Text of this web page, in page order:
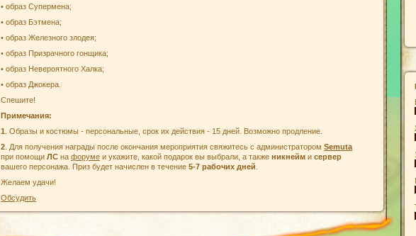
• образ Супермена;
• образ Бэтмена;
• образ Железного злодея;
• образ Призрачного гонщика;
• образ Невероятного Халка;
• образ Джокера.
Спешите!
Примечания:
1 . Образы и костюмы - персональные, срок их действия - 15 дней. Возможно продление.
2 . Для получения награды после окончания мероприятия свяжитесь с администратором Semuta
при помощи ЛС на форуме и укажите, какой подарок вы выбрали, а также никнейм и сервер
вашего персонажа. Приз будет начислен в течение 5-7 рабочих дней
Желаем удачи!
Обсудить